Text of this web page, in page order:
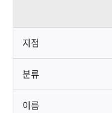
지점
분류
이름